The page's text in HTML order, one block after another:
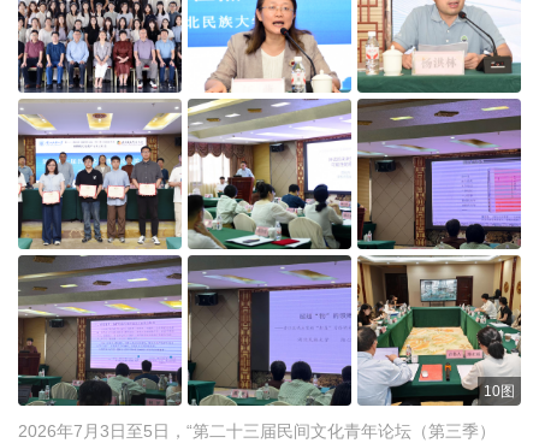
10图
2026年7月3日至5日，“第二十三届民间文化青年论坛（第三季）